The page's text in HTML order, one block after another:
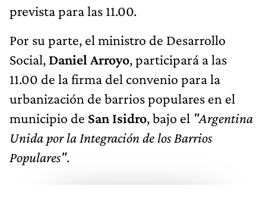
prevista para las 11.00.
Por su parte, el ministro de Desarrollo
Social, Daniel Arroyo, participará a las
11.00 de la firma del convenio para la
urbanización de barrios populares en el
municipio de San Isidro, bajo el "Argentina
Unida por la Integración de los Barrios
Populares".